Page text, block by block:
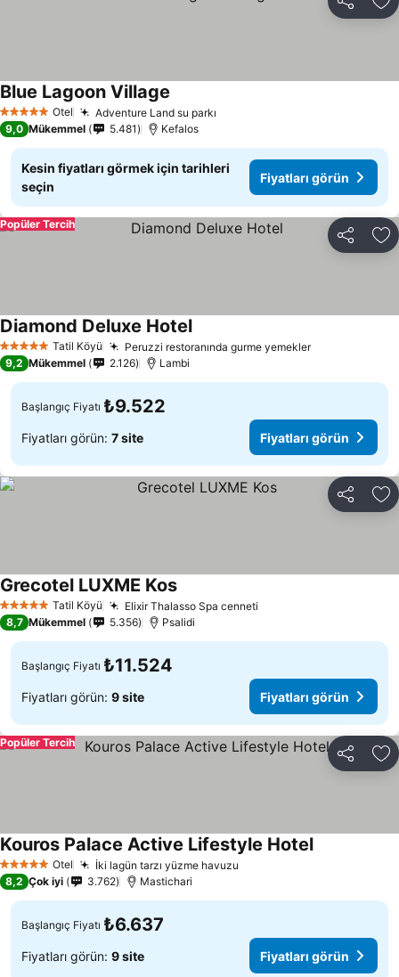
Paylaş
5 Yıldız Otel Adventure Land su parkı
Blue Lagoon Village
9,0 Mükemmel 5.481 Kefalos
Kesin fiyatları görmek için tarihleri
seçin
Fiyatları görün
Paylaş
Popüler Tercih
5 Yıldız Tatil Köyü Peruzzi restoranında gurme yemeklerFiyatları
Diamond Deluxe HotelFiyatları görün
9,2 Mükemmel 2.126 Lambi
Başlangıç Fiyatı ₺9.522
Fiyatları görün: 7 site Fiyatları görün
Paylaş
5 Yıldız Tatil Köyü Elixir Thalasso Spa cenneti
Grecotel LUXME KosFiyatları görün
8,7 Mükemmel 5.356 Psalidi
Başlangıç Fiyatı ₺11.524
Fiyatları görün: 9 site Fiyatları görün
Paylaş
Popüler Tercih
5 Yıldız Otel İki lagün tarzı yüzme havuzu
Kouros Palace Active Lifestyle HotelFiyatları
8,2 Çok iyi 3.762 Mastichari
Başlangıç Fiyatı ₺6.637
Fiyatları görün: 9 site Fiyatları görün